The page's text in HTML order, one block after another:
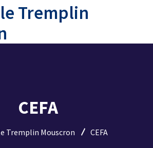
CEFA
Tremplin Mouscron CEFA